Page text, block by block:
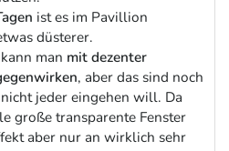
ist es im Pavillion
düsterer.
man mit dezenter
, aber das sind noch
jeder eingehen will. Da
große transparente Fenster
aber nur an wirklich sehr